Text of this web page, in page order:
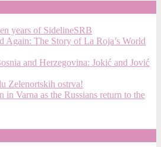
years of SidelineSRB
Again: The Story of La Roja’s World
and Herzegovina: Jokić and Jović
Zelenortskih ostrva!
in Varna as the Russians return to the